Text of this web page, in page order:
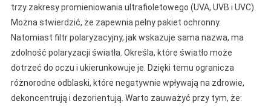
trzy zakresy promieniowania ultrafioletowego (UVA, UVB i UVC).
Można stwierdzić, że zapewnia pełny pakiet ochronny.
Natomiast filtr polaryzacyjny, jak wskazuje sama nazwa, ma
zdolność polaryzacji światła. Określa, które światło może
dotrzeć do oczu i ukierunkowuje je. Dzięki temu ogranicza
różnorodne odblaski, które negatywnie wpływają na zdrowie,
dekoncentrują i dezorientują. Warto zauważyć przy tym, że: